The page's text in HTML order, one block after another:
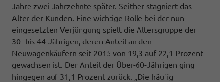
Jahre zwei Jahrzehnte später. Seither stagniert das
Alter der Kunden. Eine wichtige Rolle bei der nun
eingesetzten Verjüngung spielt die Altersgruppe der
30- bis 44-Jährigen, deren Anteil an den
Neuwagenkäufern seit 2015 von 19,3 auf 22,1 Prozent
gewachsen ist. Der Anteil der Über-60-Jährigen ging
hingegen auf 31,1 Prozent zurück. „Die häufig